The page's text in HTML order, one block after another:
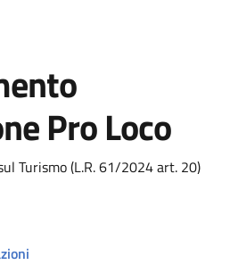
Pro Loco
Turismo (L.R. 61/2024 art. 20)